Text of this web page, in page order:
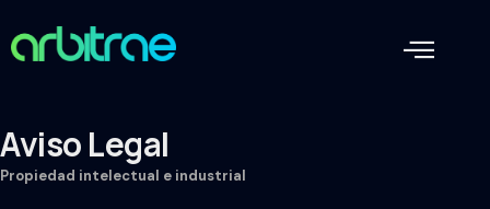
al
Aviso Legal
Propiedad intelectual e industrial